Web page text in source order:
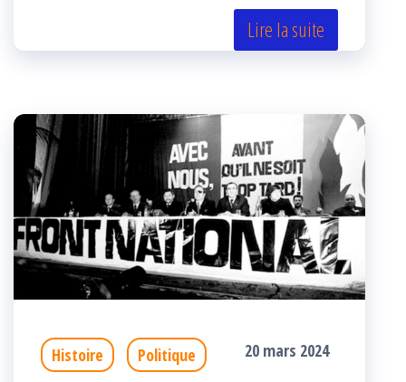
k r
Lire la suite
Histoire Politique 20 mars 2024